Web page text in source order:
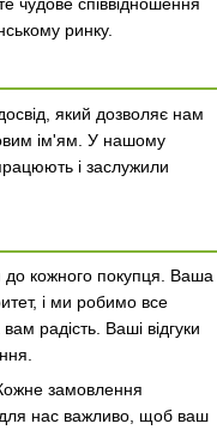
ринку.
який дозволяє нам
ім'ям. У нашому
і заслужили
до кожного покупця. Ваша
і ми робимо все
радість. Ваші відгуки
замовлення
нас важливо, щоб ваш